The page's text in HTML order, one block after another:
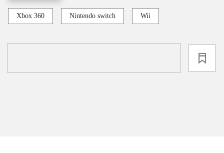
Xbox 360 Nintendo switch Wii